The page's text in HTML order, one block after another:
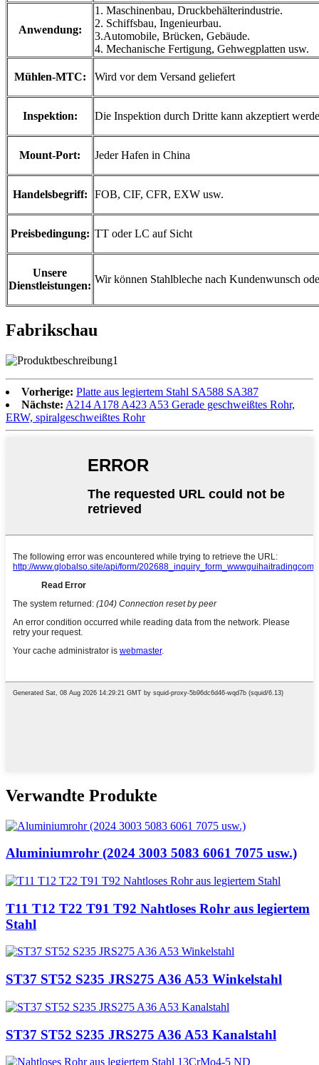
Anwendung:
1. Maschinenbau, Druckbehälterindustrie.
2. Schiffsbau, Ingenieurbau.
3.Automobile, Brücken, Gebäude.
4. Mechanische Fertigung, Gehwegplatten usw.
Mühlen-MTC: Wird vor dem Versand geliefert
Inspektion: Die Inspektion durch Dritte kann akzeptiert
Mount-Port: Jeder Hafen in China
Handelsbegriff: FOB, CIF, CFR, EXW usw.
Preisbedingung: TT oder LC auf Sicht
Unsere
Dienstleistungen:
Wir können Stahlbleche nach Kundenwunsch
Fabrikschau
Vorherige: Platte aus legiertem Stahl SA588 SA387
Nächste: A214 A178 A423 A53 Gerade geschweißtes Rohr,
ERW, spiralgeschweißtes Rohr
Verwandte Produkte
Aluminiumrohr (2024 3003 5083 6061 7075 usw.)
T11 T12 T22 T91 T92 Nahtloses Rohr aus legiertem
Stahl
ST37 ST52 S235 JRS275 A36 A53 Winkelstahl
ST37 ST52 S235 JRS275 A36 A53 Kanalstahl